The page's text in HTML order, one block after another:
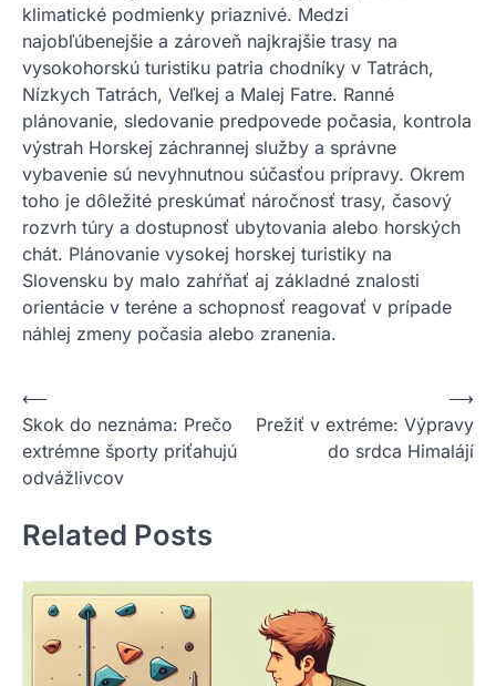
klimatické podmienky priaznivé. Medzi
najobľúbenejšie a zároveň najkrajšie trasy na
vysokohorskú turistiku patria chodníky v Tatrách,
Nízkych Tatrách, Veľkej a Malej Fatre. Ranné
plánovanie, sledovanie predpovede počasia, kontrola
výstrah Horskej záchrannej služby a správne
vybavenie sú nevyhnutnou súčasťou prípravy. Okrem
toho je dôležité preskúmať náročnosť trasy, časový
rozvrh túry a dostupnosť ubytovania alebo horských
chát. Plánovanie vysokej horskej turistiky na
Slovensku by malo zahŕňať aj základné znalosti
orientácie v teréne a schopnosť reagovať v prípade
náhlej zmeny počasia alebo zranenia.
Nawigacja
wpisu
⟵
Skok do neznáma: Prečo
extrémne športy priťahujú
odvážlivcov
Prežiť v extréme: Výpravy
do srdca Himalájí
⟶
Related Posts